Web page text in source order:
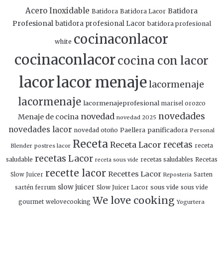
Acero Inoxidable Batidora Batidora Lacor Batidora
Profesional batidora profesional Lacor batidora profesional
white cocinaconlacor
cocinaconlacorcocina con lacor
lacorlacor menajelacormenaje
lacormenaje lacormenajeprofesional marisel orozco
Menaje de cocina novedad novedad 2025 novedades
novedades lacor novedad otoño Paellera panificadora Personal
Blender postres lacor Receta Receta Lacor recetas receta
saludable recetas Lacor receta sous vide recetas saludables Recetas
Slow Juicer recette lacor Recettes Lacor Reposteria Sarten
sartén ferrum slow juicer Slow Juicer Lacor sous vide sous vide
gourmet welovecooking We love cooking Yogurtera